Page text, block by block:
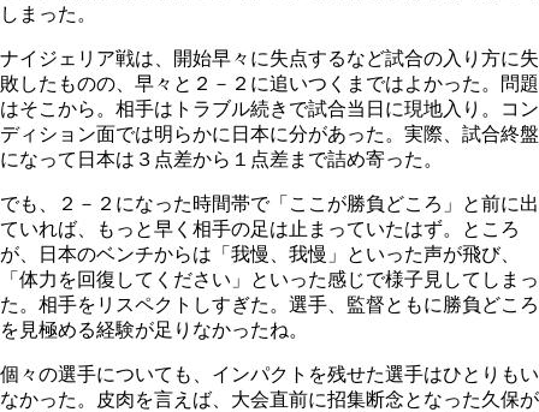
しまった。
ナイジェリア戦は、開始早々に失点するなど試合の入り方に失
敗したものの、早々と２－２に追いつくまではよかった。問題
はそこから。相手はトラブル続きで試合当日に現地入り。コン
ディション面では明らかに日本に分があった。実際、試合終盤
になって日本は３点差から１点差まで詰め寄った。
でも、２－２になった時間帯で「ここが勝負どころ」と前に出
ていれば、もっと早く相手の足は止まっていたはず。ところ
が、日本のベンチからは「我慢、我慢」といった声が飛び、
「体力を回復してください」といった感じで様子見してしまっ
た。相手をリスペクトしすぎた。選手、監督ともに勝負どころ
を見極める経験が足りなかったね。
個々の選手についても、インパクトを残せた選手はひとりもい
なかった。皮肉を言えば、大会直前に招集断念となった久保が